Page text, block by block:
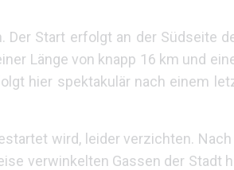
Start erfolgt an der Südseite
Länge von knapp 16 km und
hier spektakulär nach einem
wird, leider verzichten.
verwinkelten Gassen der Stadt